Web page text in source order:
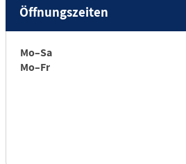
Öffnungszeiten
Mo–Sa
Mo–Fr